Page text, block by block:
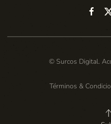
© Surcos Digital.
Términos &